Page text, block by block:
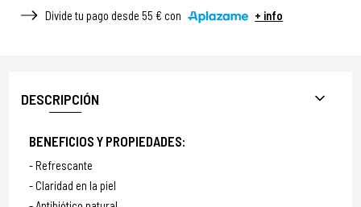
Divide tu pago desde 55 € con
+ info
DESCRIPCIÓN
BENEFICIOS Y PROPIEDADES:
Refrescante
Claridad en la piel